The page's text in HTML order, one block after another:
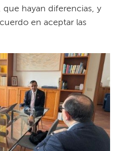
hayan diferencias, y
en aceptar las